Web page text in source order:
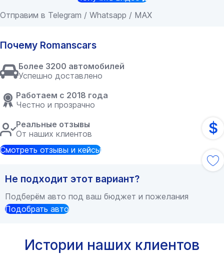
Отправим в Telegram / Whatsapp / MAX
Почему Romanscars
Более 3200 автомобилей
Успешно доставлено
Работаем с 2018 года
Честно и прозрачно
Реальные отзывы
От наших клиентов
Смотреть отзывы и кейсы
Не подходит этот вариант?
Подберём авто под ваш бюджет и пожелания
Подобрать авто
Истории наших клиентов
$